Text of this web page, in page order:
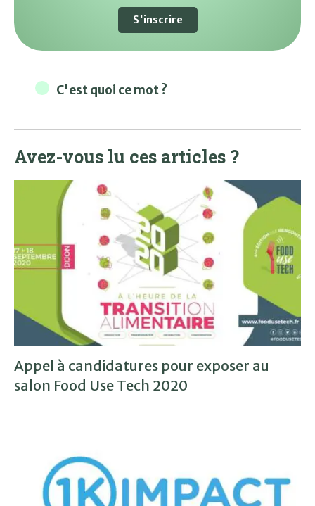
S'inscrire
C'est quoi ce mot ?
Avez-vous lu ces articles ?
Appel à candidatures pour exposer au
salon Food Use Tech 2020